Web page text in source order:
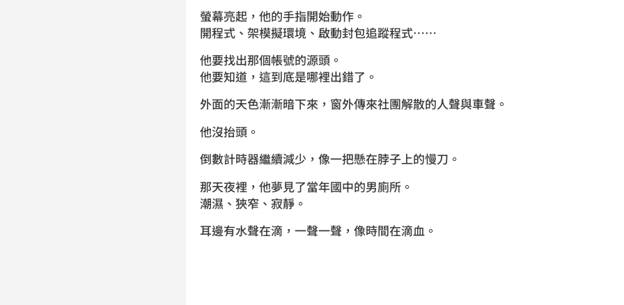
螢幕亮起，他的手指開始動作。
開程式、架模擬環境、啟動封包追蹤程式……
他要找出那個帳號的源頭。
他要知道，這到底是哪裡出錯了。
外面的天色漸漸暗下來，窗外傳來社團解散的人聲與車聲。
他沒抬頭。
倒數計時器繼續減少，像一把懸在脖子上的慢刀。
那天夜裡，他夢見了當年國中的男廁所。
潮濕、狹窄、寂靜。
耳邊有水聲在滴，一聲一聲，像時間在滴血。